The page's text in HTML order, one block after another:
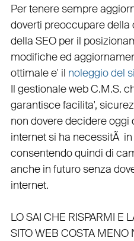
Per tenere sempre
doverti preoccupare della
della SEOper il
modifiche ed
ottimale e' il noleggio del
Il gestionale web C.M.S.
garantiscefacilita',
non dovere decidere oggi
internet si ha necessitÃ
consentendo quindi di
anche in futuro senza
internet.
LO SAI CHE RISPARMI E
SITO WEB COSTA MENO